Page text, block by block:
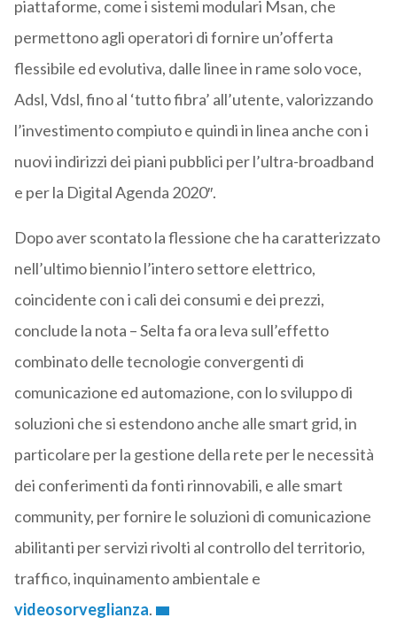
piattaforme, come i sistemi modulari Msan, che
permettono agli operatori di fornire un’offerta
flessibile ed evolutiva, dalle linee in rame solo voce,
Adsl, Vdsl, fino al ‘tutto fibra’ all’utente, valorizzando
l’investimento compiuto e quindi in linea anche con i
nuovi indirizzi dei piani pubblici per l’ultra-broadband
e per la Digital Agenda 2020″.
Dopo aver scontato la flessione che ha caratterizzato
nell’ultimo biennio l’intero settore elettrico,
coincidente con i cali dei consumi e dei prezzi,
conclude la nota – Selta fa ora leva sull’effetto
combinato delle tecnologie convergenti di
comunicazione ed automazione, con lo sviluppo di
soluzioni che si estendono anche alle smart grid, in
particolare per la gestione della rete per le necessità
dei conferimenti da fonti rinnovabili, e alle smart
community, per fornire le soluzioni di comunicazione
abilitanti per servizi rivolti al controllo del territorio,
traffico, inquinamento ambientale e
videosorveglianza.